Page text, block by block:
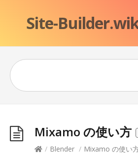
Site-
Mixamo の使い方
/ Blender / Mixamo の使い